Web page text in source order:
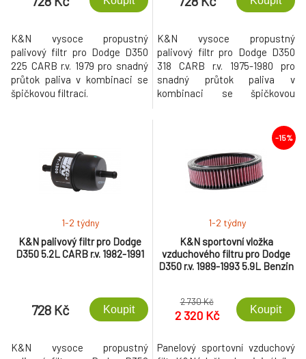
K&N vysoce propustný
palivový filtr pro Dodge D350
225 CARB r.v. 1979 pro snadný
průtok paliva v kombinaci se
špičkovou filtrací.
K&N vysoce propustný
palivový filtr pro Dodge D350
318 CARB r.v. 1975-1980 pro
snadný průtok paliva v
kombinaci se špičkovou
K&N palivový filtr pro Dodge
D350 5.2L CARB r.v. 1982-1991
1-2 týdny
728 Kč Koupit
K&N vysoce propustný
-15%
K&N sportovní vložka
vzduchového filtru pro Dodge
D350 r.v. 1989-1993 5.9L Benzin
1-2 týdny
2 730 Kč
2 320 Kč Koupit
Panelový sportovní vzduchový